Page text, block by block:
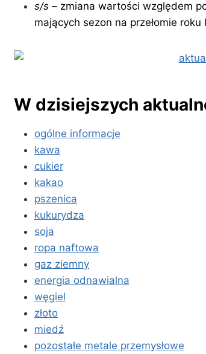
s/s – zmiana wartości względem
mających sezon na przełomie
W dzisiejszych
ogólne informacje
kawa
cukier
kakao
pszenica
kukurydza
soja
ropa naftowa
gaz ziemny
energia odnawialna
węgiel
złoto
miedź
pozostałe metale przemysłowe